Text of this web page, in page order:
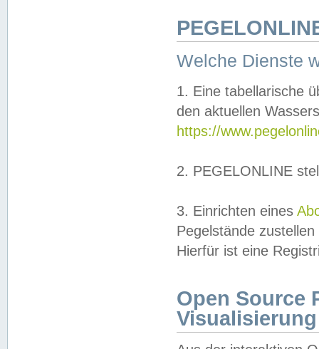
Welche Dienste
1. Eine tabellarische
den aktuellen
https://
2. PEGELONLINE
3. Einrichten eines
Pegelstände
Hierfür ist eine
Open Source
Visualisierung